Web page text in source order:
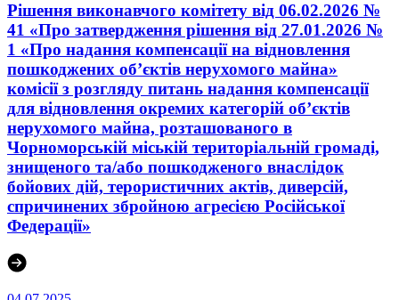
Рішення виконавчого комітету від 06.02.2026 №
41 «Про затвердження рішення від 27.01.2026 №
1 «Про надання компенсації на відновлення
пошкоджених об’єктів нерухомого майна»
комісії з розгляду питань надання компенсації
для відновлення окремих категорій об’єктів
нерухомого майна, розташованого в
Чорноморській міській територіальній громаді,
знищеного та/або пошкодженого внаслідок
бойових дій, терористичних актів, диверсій,
спричинених збройною агресією Російської
Федерації»